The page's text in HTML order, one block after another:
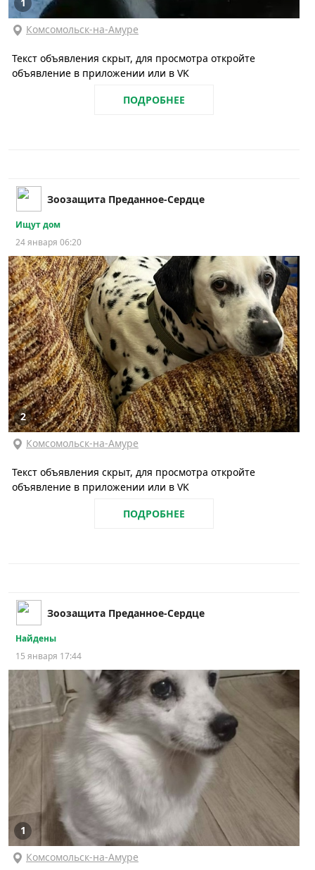
Комсомольск-на-Амуре
Текст объявления скрыт, для просмотра откройте
объявление в приложении или в VK
ПОДРОБНЕЕ
Зоозащита Преданное-Сердце
Ищут дом
24 января 06:20
2
Комсомольск-на-Амуре
Текст объявления скрыт, для просмотра откройте
объявление в приложении или в VK
ПОДРОБНЕЕ
Зоозащита Преданное-Сердце
Найдены
15 января 17:44
1
Комсомольск-на-Амуре